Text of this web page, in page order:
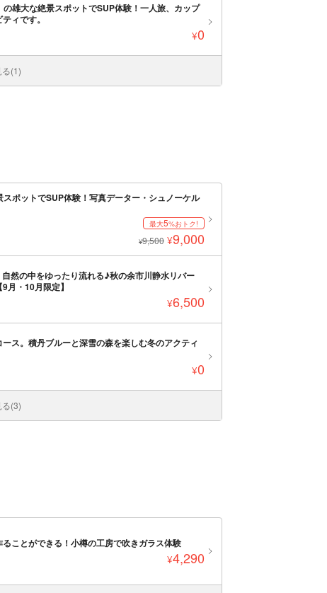
雄大な絶景スポットでSUP体験！一人旅、カップ
ィです。
¥0
(1)
ポットでSUP体験！写真データー・シュノーケル
最大5%おトク!
¥9,500 ¥9,000
然の中をゆったり流れる♪秋の余市川静水リバー
月・10月限定】
¥6,500
ス。積丹ブルーと深雪の森を楽しむ冬のアクティ
¥0
(3)
ことができる！小樽の工房で吹きガラス体験
¥4,290